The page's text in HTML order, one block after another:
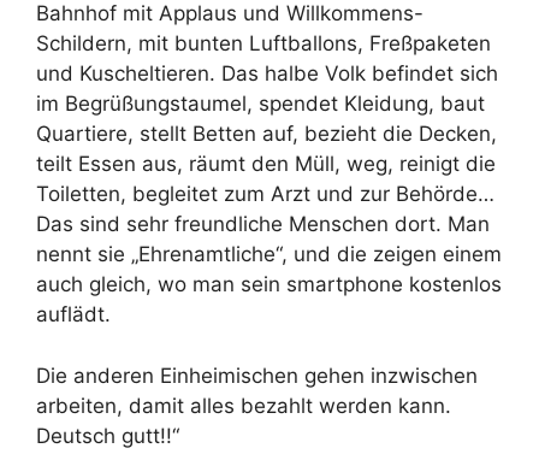
Bahnhof mit Applaus und Willkommens-
Schildern, mit bunten Luftballons, Freßpaketen
und Kuscheltieren. Das halbe Volk befindet sich
im Begrüßungstaumel, spendet Kleidung, baut
Quartiere, stellt Betten auf, bezieht die Decken,
teilt Essen aus, räumt den Müll, weg, reinigt die
Toiletten, begleitet zum Arzt und zur Behörde…
Das sind sehr freundliche Menschen dort. Man
nennt sie „Ehrenamtliche“, und die zeigen einem
auch gleich, wo man sein smartphone kostenlos
auflädt.
Die anderen Einheimischen gehen inzwischen
arbeiten, damit alles bezahlt werden kann.
Deutsch gutt!!“